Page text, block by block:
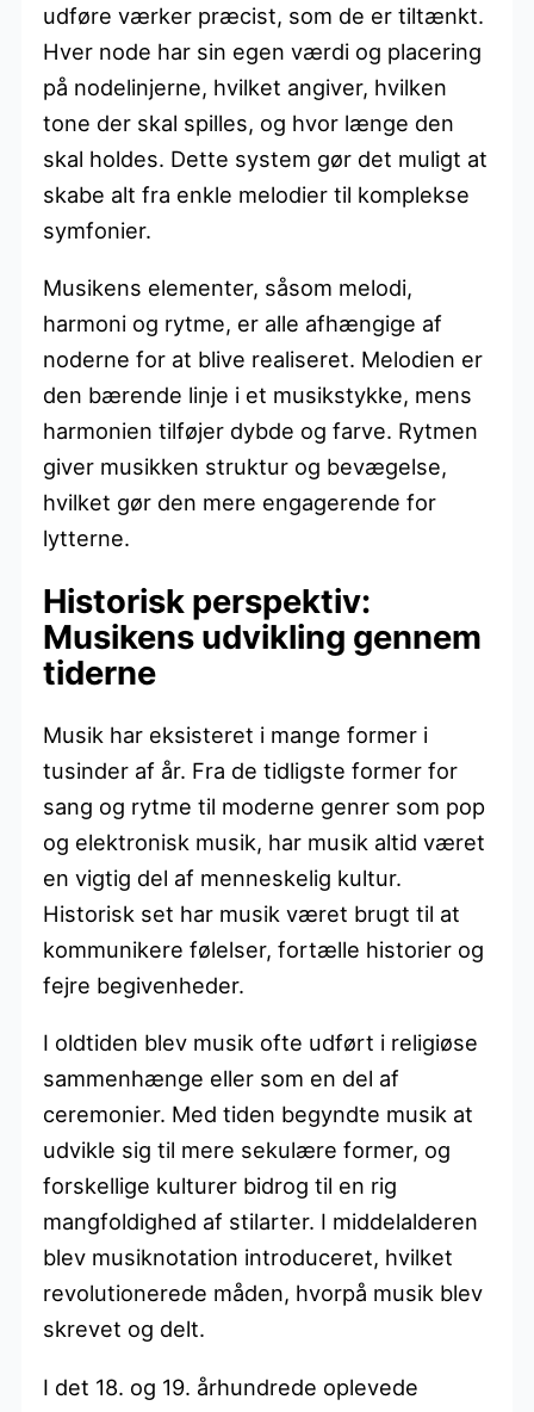
udføre værker præcist, som de er tiltænkt.
Hver node har sin egen værdi og placering
på nodelinjerne, hvilket angiver, hvilken
tone der skal spilles, og hvor længe den
skal holdes. Dette system gør det muligt at
skabe alt fra enkle melodier til komplekse
symfonier.
Musikens elementer, såsom melodi,
harmoni og rytme, er alle afhængige af
noderne for at blive realiseret. Melodien er
den bærende linje i et musikstykke, mens
harmonien tilføjer dybde og farve. Rytmen
giver musikken struktur og bevægelse,
hvilket gør den mere engagerende for
lytterne.
Historisk perspektiv:
Musikens udvikling gennem
tiderne
Musik har eksisteret i mange former i
tusinder af år. Fra de tidligste former for
sang og rytme til moderne genrer som pop
og elektronisk musik, har musik altid været
en vigtig del af menneskelig kultur.
Historisk set har musik været brugt til at
kommunikere følelser, fortælle historier og
fejre begivenheder.
I oldtiden blev musik ofte udført i religiøse
sammenhænge eller som en del af
ceremonier. Med tiden begyndte musik at
udvikle sig til mere sekulære former, og
forskellige kulturer bidrog til en rig
mangfoldighed af stilarter. I middelalderen
blev musiknotation introduceret, hvilket
revolutionerede måden, hvorpå musik blev
skrevet og delt.
I det 18. og 19. århundrede oplevede